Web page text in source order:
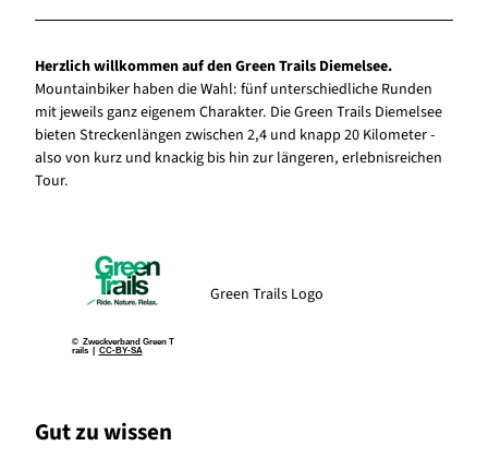
Herzlich willkommen auf den Green Trails Diemelsee.
Mountainbiker haben die Wahl: fünf unterschiedliche Runden
mit jeweils ganz eigenem Charakter. Die Green Trails Diemelsee
bieten Streckenlängen zwischen 2,4 und knapp 20 Kilometer -
also von kurz und knackig bis hin zur längeren, erlebnisreichen
Tour.
© Zweckverband Green T
rails | CC-BY-SA
Green Trails Logo
Gut zu wissen